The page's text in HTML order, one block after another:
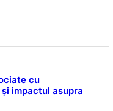
cu
impactul asupra